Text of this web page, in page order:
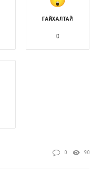
ГАЙХАЛТАЙ
0
0 90